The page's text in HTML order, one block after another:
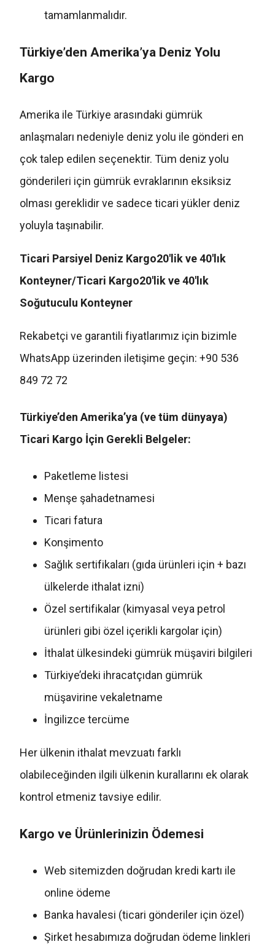
tamamlanmalıdır.
Türkiye’den Amerika’ya Deniz Yolu
Kargo
Amerika ile Türkiye arasındaki gümrük
anlaşmaları nedeniyle deniz yolu ile gönderi en
çok talep edilen seçenektir. Tüm deniz yolu
gönderileri için gümrük evraklarının eksiksiz
olması gereklidir ve sadece ticari yükler deniz
yoluyla taşınabilir.
Ticari Parsiyel Deniz Kargo20'lik ve 40'lık
Konteyner/Ticari Kargo20'lik ve 40'lık
Soğutuculu Konteyner
Rekabetçi ve garantili fiyatlarımız için bizimle
WhatsApp üzerinden iletişime geçin: +90 536
849 72 72
Türkiye’den Amerika’ya (ve tüm dünyaya)
Ticari Kargo İçin Gerekli Belgeler:
Paketleme listesi
Menşe şahadetnamesi
Ticari fatura
Konşimento
Sağlık sertifikaları (gıda ürünleri için + bazı
ülkelerde ithalat izni)
Özel sertifikalar (kimyasal veya petrol
ürünleri gibi özel içerikli kargolar için)
İthalat ülkesindeki gümrük müşaviri bilgileri
Türkiye’deki ihracatçıdan gümrük
müşavirine vekaletname
İngilizce tercüme
Her ülkenin ithalat mevzuatı farklı
olabileceğinden ilgili ülkenin kurallarını ek olarak
kontrol etmeniz tavsiye edilir.
Kargo ve Ürünlerinizin Ödemesi
Web sitemizden doğrudan kredi kartı ile
online ödeme
Banka havalesi (ticari gönderiler için özel)
Şirket hesabımıza doğrudan ödeme linkleri